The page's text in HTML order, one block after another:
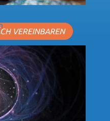
VEREINBAREN